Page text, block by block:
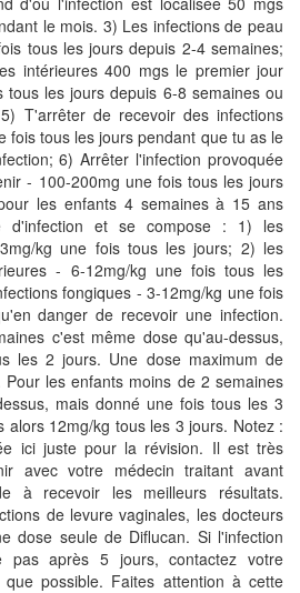
le mois. 3) Les infections de peau
tous les jours depuis 2-4 semaines;
intérieures 400 mgs le premier jour
les jours depuis 6-8 semaines ou
T'arrêter de recevoir des infections
fois tous les jours pendant que tu as le
6) Arrêter l'infection provoquée
- 100-200mg une fois tous les jours
les enfants 4 semaines à 15 ans
d'infection et se compose : 1) les
kg une fois tous les jours; 2) les
- 6-12mg/kg une fois tous les
fongiques - 3-12mg/kg une fois
danger de recevoir une infection.
c'est même dose qu'au-dessus,
les 2 jours. Une dose maximum de
les enfants moins de 2 semaines
mais donné une fois tous les 3
alors 12mg/kg tous les 3 jours. Notez :
ici juste pour la révision. Il est très
avec votre médecin traitant avant
à recevoir les meilleurs résultats.
de levure vaginales, les docteurs
dose seule de Diflucan. Si l'infection
pas après 5 jours, contactez votre
possible. Faites attention à cette